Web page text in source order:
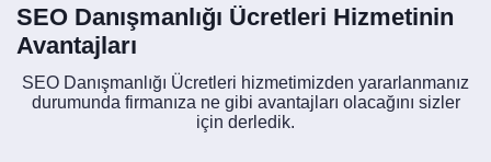
SEO Danışmanlığı Ücretleri Hizmetinin
Avantajları
SEO Danışmanlığı Ücretleri hizmetimizden yararlanmanız
durumunda firmanıza ne gibi avantajları olacağını sizler
için derledik.